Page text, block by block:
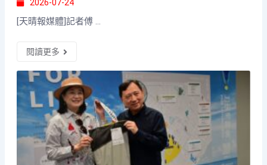
2026-07-24
[天晴報媒體]記者傅 ...
閱讀更多